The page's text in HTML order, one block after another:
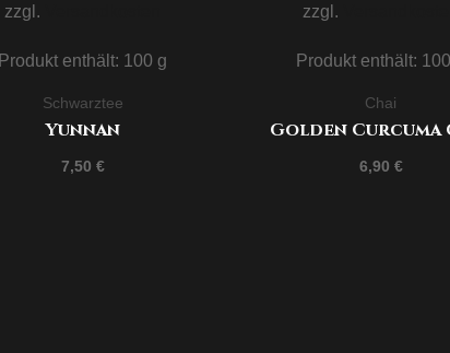
zzgl.
Produkt enthält: 100 g
Schwarztee
Yunnan
7,50 €
zzgl.
Produkt enthält:
Chai
Golden Curcuma
6,90 €